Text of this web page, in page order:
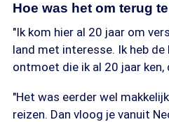
Hoe was het om terug
"Ik kom hier al 20 jaar om
land met interesse. Ik heb
ontmoet die ik al 20 jaar
"Het was eerder wel
reizen. Dan vloog je vanuit